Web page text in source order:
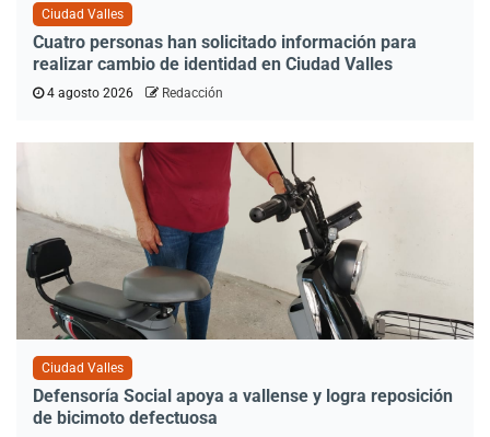
Ciudad Valles
Cuatro personas han solicitado información para
realizar cambio de identidad en Ciudad Valles
4 agosto 2026 Redacción
Ciudad Valles
Defensoría Social apoya a vallense y logra reposición
de bicimoto defectuosa